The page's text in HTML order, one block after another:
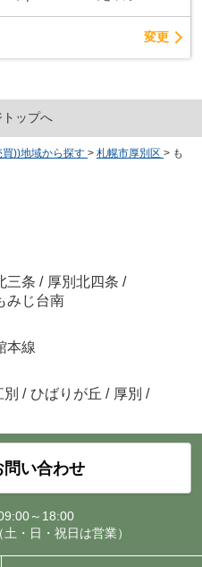
変更
ップへ
買))地域から探す > 札幌市厚別区 > も
三条 / 厚別北四条 /
みじ台南
本線
別 / ひばりが丘 / 厚別 /
問い合わせ
～18:00
・日・祝日は営業）